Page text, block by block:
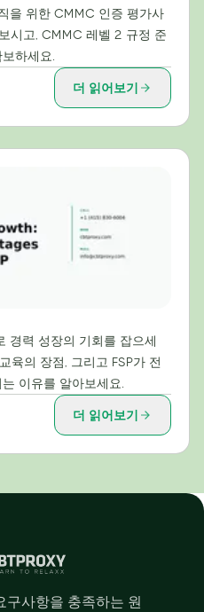
을 위한 CMMC 인증 평가사
시고, CMMC 레벨 2 규정 준
하세요.
더 읽어보기
경력 성장의 기회를 잡으세
육의 장점, 그리고 FSP가 전
이유를 알아보세요.
더 읽어보기
구사항을 충족하는 원